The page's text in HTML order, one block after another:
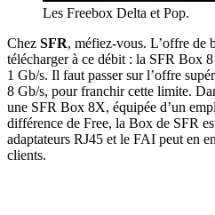
Les Freebox Delta et Pop.
Chez SFR, méfiez-vous. L’offre de
télécharger à ce débit : la SFR Box 8
1 Gb/s. Il faut passer sur l’offre
8 Gb/s, pour franchir cette limite.
une SFR Box 8X, équipée d’un
différence de Free, la Box de SFR
adaptateurs RJ45 et le FAI peut en
clients.